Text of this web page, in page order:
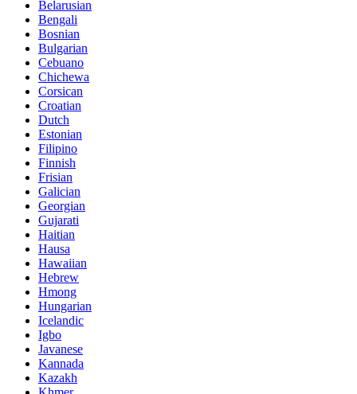
Belarusian
Bengali
Bosnian
Bulgarian
Cebuano
Chichewa
Corsican
Croatian
Dutch
Estonian
Filipino
Finnish
Frisian
Galician
Georgian
Gujarati
Haitian
Hausa
Hawaiian
Hebrew
Hmong
Hungarian
Icelandic
Igbo
Javanese
Kannada
Kazakh